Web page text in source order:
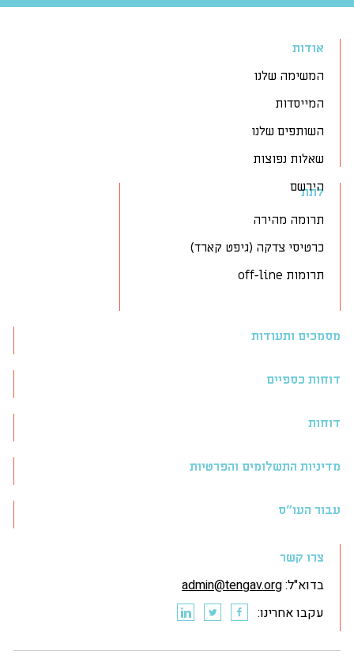
אודות
המשימה שלנו
המייסדות
השותפים שלנו
שאלות נפוצות
הירשם
לתת
תרומה מהירה
כרטיסי צדקה (גיפט קארד)
תרומות off-line
מסמכים ותעודות
דוחות כספיים
דוחות
מדיניות התשלומים והפרטיות
עבור העו״ס
צרו קשר
בדוא"ל:admin@tengav.org
עקבו אחרינו: